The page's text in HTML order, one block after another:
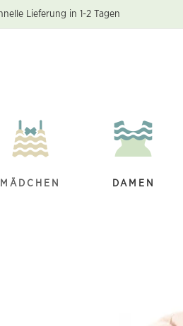
Lieferung in 1-2 Tagen
MÄDCHEN DAMEN